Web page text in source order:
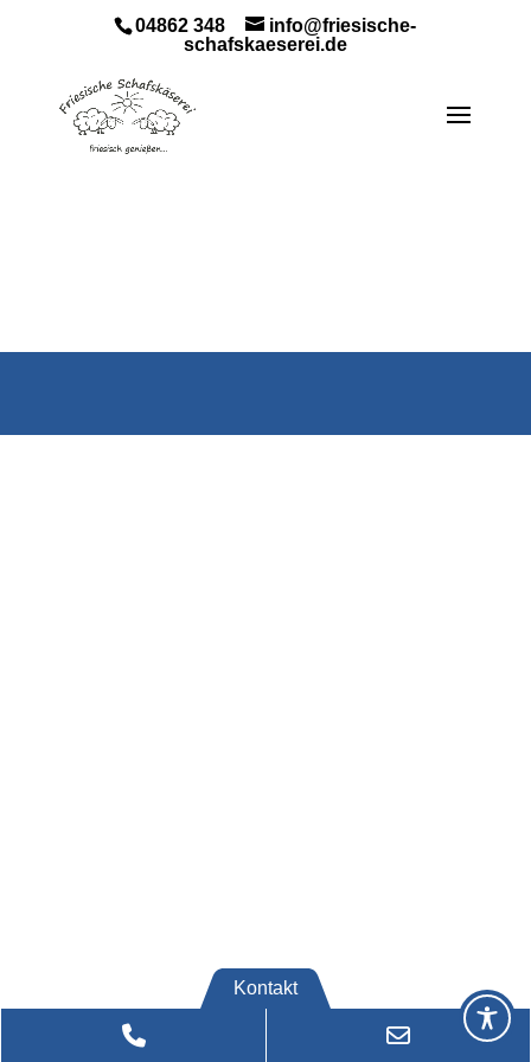
04862 348
info@friesische-
schafskaeserei.de
Kontakt
Email